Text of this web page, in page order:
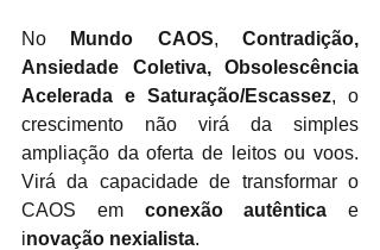
No Mundo CAOS,
Contradição,
Ansiedade Coletiva, Obsolescência
Acelerada e Saturação/Escassez, o
crescimento não virá da simples
ampliação da oferta de leitos ou voos.
Virá da capacidade de transformar o
CAOS em
conexão autêntica
e
inovação nexialista.